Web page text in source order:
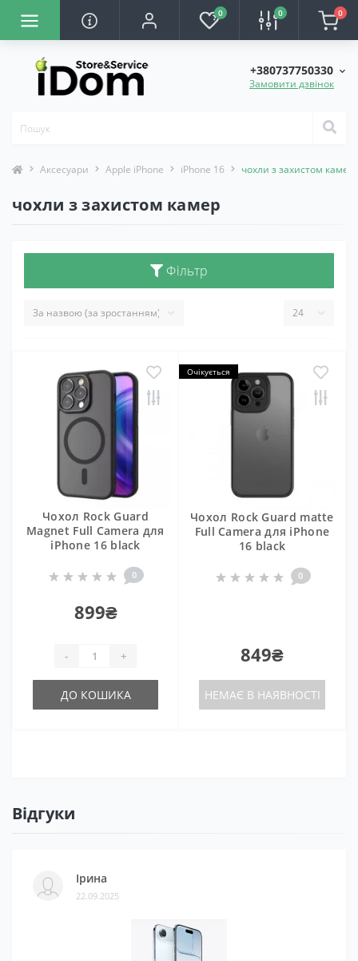
0 0 0
+380737750330
Замовити дзвінок
Аксесуари Apple iPhone iPhone 16 чохли з захистом камер
чохли з захистом камер
Фільтр
Чохол Rock Guard
Magnet Full Camera для
iPhone 16 black
0
899₴
- +
ДО КОШИКА
Очікується
Чохол Rock Guard matte
Full Camera для iPhone
16 black
0
849₴
НЕМАЄ В НАЯВНОСТІ
Відгуки
Ірина
22.09.2025